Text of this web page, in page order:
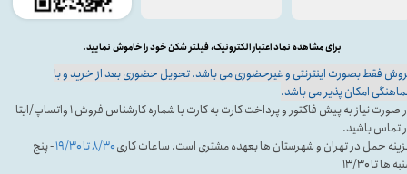
فقط بصورت اینترنتی و غیرحضوری می باشد. تحویل حضوری بعد از خرید و با
امکان پذیر می باشد.
در صورت نیاز به پیش فاکتور و پرداخت کارت به کارت با شماره کارشناس فروش ۱ واتساپ/ایتا
تماس باشید.
حمل در تهران و شهرستان ها بعهده مشتری است. ساعات کاری۸/۳۰ تا ۱۹/۳۰
- پنج
ها تا ۱۳/۳۰
برای مشاهده نماد اعتبار الکترونیک، فیلتر شکن خود را خاموش نمایید.